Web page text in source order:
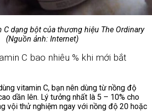
C dạng bột của thương hiệu The Ordinary
(Nguồn ảnh: Internet)
C bao nhiêu % khi mới bắt
vitamin C, bạn nên dùng từ nồng độ
dần lên. Lý tưởng nhất là 5 – 10% cho
vội thử nghiệm ngay với nồng độ 20 hoặc